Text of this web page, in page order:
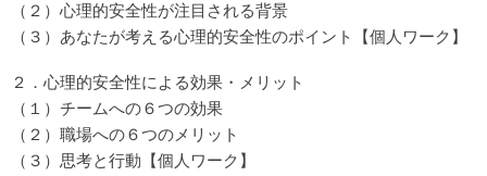
（２）心理的安全性が注目される背景
（３）あなたが考える心理的安全性のポイント【個人ワーク】
２．心理的安全性による効果・メリット
（１）チームへの６つの効果
（２）職場への６つのメリット
（３）思考と行動【個人ワーク】